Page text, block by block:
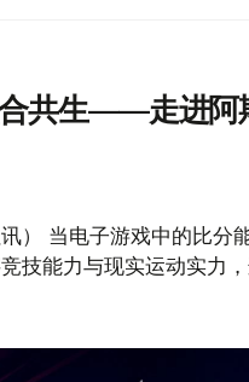
共生——走进阿
讯） 当电子游戏中的比
技能力与现实运动实力